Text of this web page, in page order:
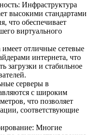
Инфраструктура
высокими стандартами
что обеспечивает
виртуального
отличные сетевые
интернета, что
загрузки и стабильное
серверы в
с широким
что позволяет
соответствующие
Многие